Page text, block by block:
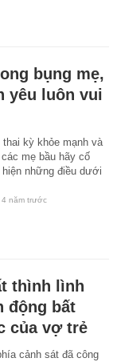
bụng mẹ,
yêu luôn vui
kỳ khỏe mạnh và
mẹ bầu hãy cố
những điều dưới
4 năm trước
thình lình
động bất
của vợ trẻ
cảnh sát đã công